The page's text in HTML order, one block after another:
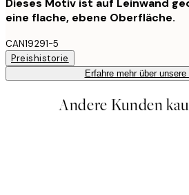
Dieses Motiv ist auf Leinwand
eine flache, ebene Oberfläche.
CAN19291-5
Preishistorie
Erfahre mehr über
Andere Kunden